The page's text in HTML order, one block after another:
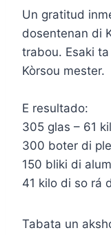
Un gratitud
dosentenan di
trabou. Esaki
Kòrsou mester.
E resultado:
305 glas – 61
300 boter di
150 bliki di
41 kilo di so rá
Tabata un